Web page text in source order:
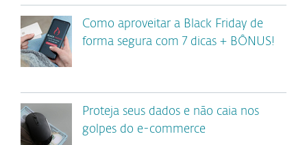
Como aproveitar a Black Friday de
forma segura com 7 dicas + BÔNUS!
Proteja seus dados e não caia nos
golpes do e-commerce